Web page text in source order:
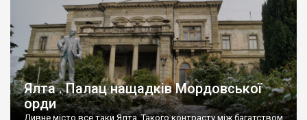
Ялта . Палац нащадків Мордовської
орди
Дивне місто все таки Ялта. Такого контрасту між багатством